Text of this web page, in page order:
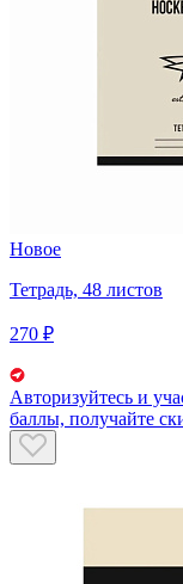
Новое
Тетрадь, 48 листов
270 ₽
Авторизуйтесь и
баллы, получайте